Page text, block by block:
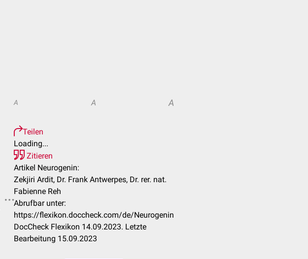
A A A
Teilen
Loading...
Zitieren
Artikel Neurogenin:
Zekjiri Ardit, Dr. Frank Antwerpes, Dr. rer. nat.
Fabienne Reh
Abrufbar unter:
https://flexikon.doccheck.com/de/Neurogenin
DocCheck Flexikon 14.09.2023. Letzte
Bearbeitung 15.09.2023